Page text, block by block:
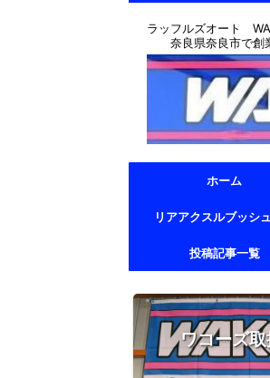
ラッフルズオート
奈良県奈良市で創
ホーム
リアアクスルブッシ
投稿記事一覧
ワコーズ